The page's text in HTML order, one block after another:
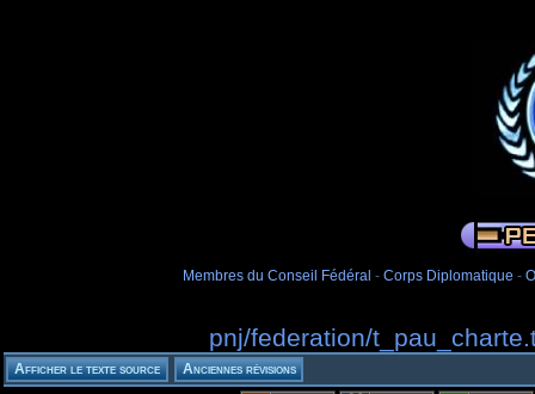
Membres du Conseil Fédéral - Corps Diplomatique -
pnj/federation/